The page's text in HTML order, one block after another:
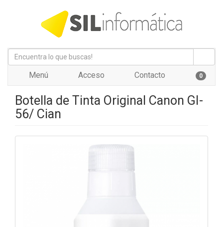
Menú Acceso Contacto 0
Botella de Tinta Original Canon GI-
56/ Cian